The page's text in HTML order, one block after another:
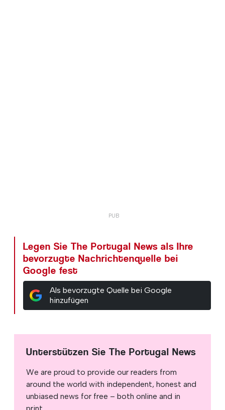
Legen Sie The Portugal News als Ihre
bevorzugte Nachrichtenquelle bei
Google fest
Als bevorzugte Quelle bei Google
hinzufügen
Unterstützen Sie The Portugal News
We are proud to provide our readers from
around the world with independent, honest and
unbiased news for free – both online and in